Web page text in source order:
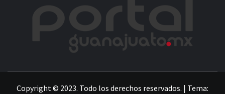
Copyright © 2023. Todo los derechos reservados. | Tema: